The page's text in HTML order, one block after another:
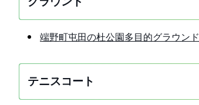
端野町屯田の杜公園多目的グラウンド
テニスコート